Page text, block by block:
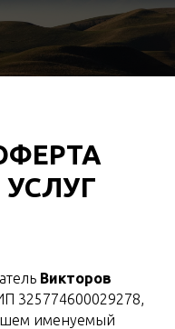
Викторов
325774600029278,
именуемый